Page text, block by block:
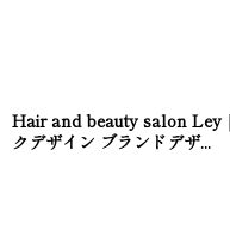
Hair and beauty salon Ley
クデザイン ブランドデザ...